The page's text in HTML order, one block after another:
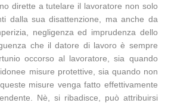
dirette a tutelare il lavoratore non solo
dalla sua disattenzione, ma anche da
negligenza ed imprudenza dello
che il datore di lavoro è sempre
occorso al lavoratore, sia quando
misure protettive, sia quando non
misure venga fatto effettivamente
Nè, si ribadisce, può attribuirsi